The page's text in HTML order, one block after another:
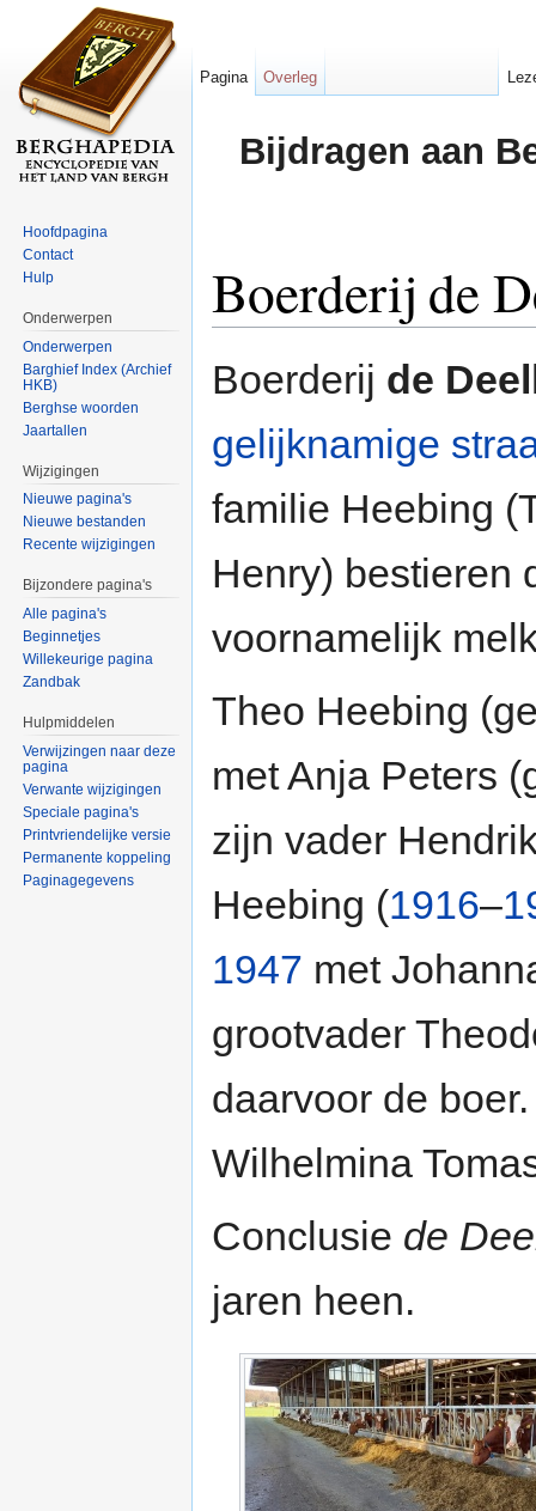
Bijdragen aan
Boerderij de
Boerderij de
gelijknamige
familie Heebing
Henry) bestieren
voornamelijk
Theo Heebing
met Anja Peters
zijn vader
Heebing (1916–
1947 met
grootvader
daarvoor de
Wilhelmina
Conclusie de
jaren heen.
Pagina Overleg
Hoofdpagina
Contact
Hulp
Onderwerpen
Onderwerpen
Barghief Index (Archief
HKB)
Berghse woorden
Jaartallen
Wijzigingen
Nieuwe pagina's
Nieuwe bestanden
Recente wijzigingen
Bijzondere pagina's
Alle pagina's
Beginnetjes
Willekeurige pagina
Zandbak
Hulpmiddelen
Verwijzingen naar deze
pagina
Verwante wijzigingen
Speciale pagina's
Printvriendelijke versie
Permanente koppeling
Paginagegevens